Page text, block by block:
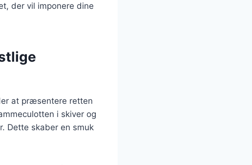
der vil imponere dine
at præsentere retten
i skiver og
Dette skaber en smuk